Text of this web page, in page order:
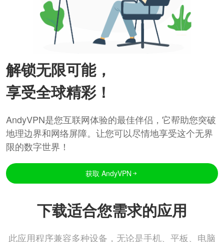
解锁无限可能，
享受全球精彩！
AndyVPN是您互联网体验的最佳伴侣，它帮助您突破
地理边界和网络屏障。让您可以尽情地享受这个无界
限的数字世界！
获取 AndyVPN
下载适合您需求的应用
此应用程序兼容多种设备，无论是手机、平板、电脑